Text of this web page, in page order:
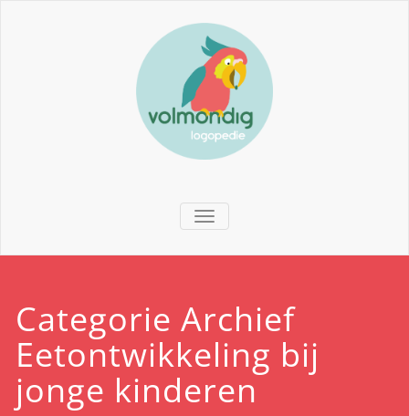
TOGGLE NAVIGATION
Categorie Archief
Eetontwikkeling bij
jonge kinderen